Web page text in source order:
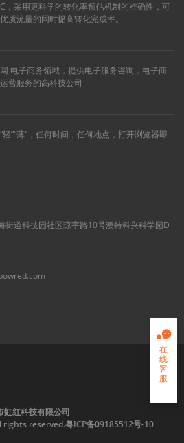
，采用更科学的转化率预估机制的准确性，可
质流量的同时提高转化完成率。
电子商务领域，提供电子服务咨询，电子商
营服务的高科技公司
”“薄”，任何时间，任何地点，打开浏览器即
街道科技园社区琼宇路10号澳特科兴科学园D

在
线
客
服
红科技有限公司
rights reserved.粤ICP备09185512号-10